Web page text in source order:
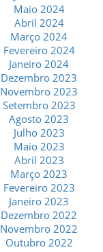
Maio 2024
Abril 2024
Março 2024
Fevereiro 2024
Janeiro 2024
Dezembro 2023
Novembro 2023
Setembro 2023
Agosto 2023
Julho 2023
Maio 2023
Abril 2023
Março 2023
Fevereiro 2023
Janeiro 2023
Dezembro 2022
Novembro 2022
Outubro 2022